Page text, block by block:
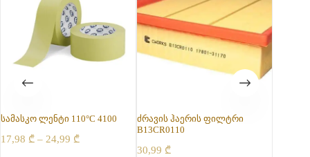
სამასკო ლენტი 110°C 4100
17,98 ₾ – 24,99 ₾ფასების
ძრავის ჰაერის ფილტრი
B13CR0110
30,99₾